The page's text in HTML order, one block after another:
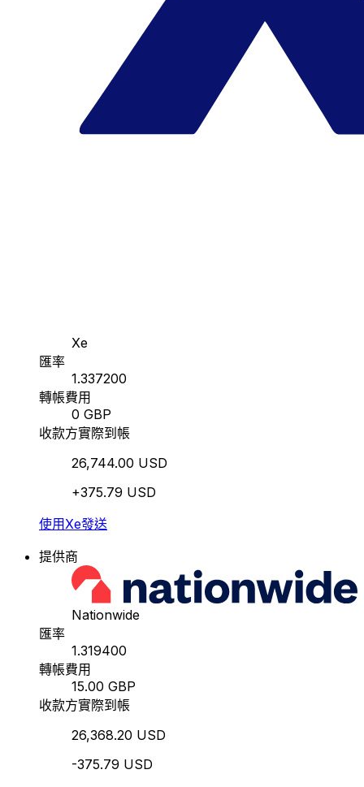
Xe
匯率
1.337200
轉帳費用
0 GBP
收款方實際到帳
26,744.00 USD
+375.79 USD
使用Xe發送
提供商
Nationwide
匯率
1.319400
轉帳費用
15.00 GBP
收款方實際到帳
26,368.20 USD
-375.79 USD